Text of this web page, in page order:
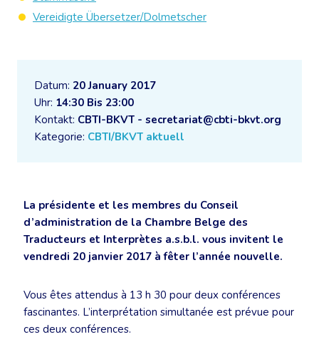
Datum: 20 January 2017
Uhr: 14:30 Bis 23:00
Kontakt: CBTI-BKVT - secretariat@cbti-bkvt.org
Kategorie: CBTI/BKVT aktuell
La présidente et les membres du Conseil
d’administration de la Chambre Belge des
Traducteurs et Interprètes a.s.b.l. vous invitent le
vendredi 20 janvier 2017 à fêter l’année nouvelle.
Vous êtes attendus à 13 h 30 pour deux conférences
fascinantes. L’interprétation simultanée est prévue pour
ces deux conférences.
Vereidigte Übersetzer/Dolmetscher